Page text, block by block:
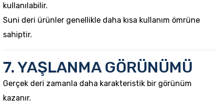
kullanılabilir.
Suni deri ürünler genellikle daha kısa kullanım ömrüne
sahiptir.
7. YAŞLANMA GÖRÜNÜMÜ
Gerçek deri zamanla daha karakteristik bir görünüm
kazanır.